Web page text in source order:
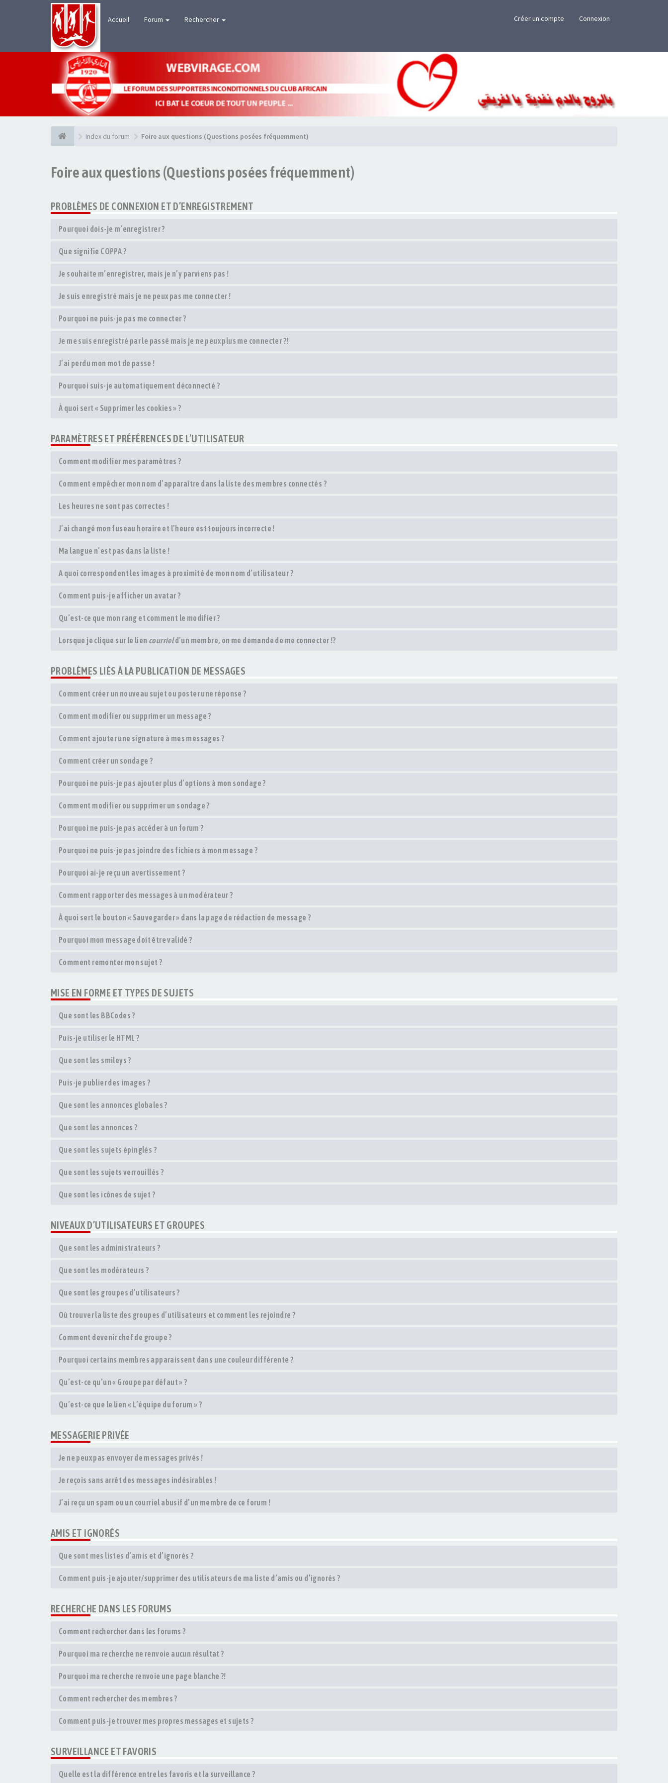
Accueil Forum Rechercher Créer un compte Connexion
Index du forum Foire aux questions (Questions posées fréquemment)
Foire aux questions (Questions posées fréquemment)
PROBLÈMES DE CONNEXION ET D’ENREGISTREMENT
Pourquoi dois-je m’enregistrer ?
Que signifie COPPA ?
Je souhaite m’enregistrer, mais je n’y parviens pas !
Je suis enregistré mais je ne peux pas me connecter !
Pourquoi ne puis-je pas me connecter ?
Je me suis enregistré par le passé mais je ne peux plus me connecter ?!
J’ai perdu mon mot de passe !
Pourquoi suis-je automatiquement déconnecté ?
À quoi sert « Supprimer les cookies » ?
PARAMÈTRES ET PRÉFÉRENCES DE L’UTILISATEUR
Comment modifier mes paramètres ?
Comment empêcher mon nom d’apparaître dans la liste des membres connectés ?
Les heures ne sont pas correctes !
J’ai changé mon fuseau horaire et l’heure est toujours incorrecte !
Ma langue n’est pas dans la liste !
A quoi correspondent les images à proximité de mon nom d’utilisateur ?
Comment puis-je afficher un avatar ?
Qu’est-ce que mon rang et comment le modifier ?
Lorsque je clique sur le lien courrield’un membre, on me demande de me connecter !?
PROBLÈMES LIÉS À LA PUBLICATION DE MESSAGES
Comment créer un nouveau sujet ou poster une réponse ?
Comment modifier ou supprimer un message ?
Comment ajouter une signature à mes messages ?
Comment créer un sondage ?
Pourquoi ne puis-je pas ajouter plus d’options à mon sondage ?
Comment modifier ou supprimer un sondage ?
Pourquoi ne puis-je pas accéder à un forum ?
Pourquoi ne puis-je pas joindre des fichiers à mon message ?
Pourquoi ai-je reçu un avertissement ?
Comment rapporter des messages à un modérateur ?
À quoi sert le bouton « Sauvegarder » dans la page de rédaction de message ?
Pourquoi mon message doit être validé ?
Comment remonter mon sujet ?
MISE EN FORME ET TYPES DE SUJETS
Que sont les BBCodes ?
Puis-je utiliser le HTML ?
Que sont les smileys ?
Puis-je publier des images ?
Que sont les annonces globales ?
Que sont les annonces ?
Que sont les sujets épinglés ?
Que sont les sujets verrouillés ?
Que sont les icônes de sujet ?
NIVEAUX D’UTILISATEURS ET GROUPES
Que sont les administrateurs ?
Que sont les modérateurs ?
Que sont les groupes d’utilisateurs ?
Où trouver la liste des groupes d’utilisateurs et comment les rejoindre ?
Comment devenir chef de groupe ?
Pourquoi certains membres apparaissent dans une couleur différente ?
Qu’est-ce qu’un « Groupe par défaut » ?
Qu’est-ce que le lien « L’équipe du forum » ?
MESSAGERIE PRIVÉE
Je ne peux pas envoyer de messages privés !
Je reçois sans arrêt des messages indésirables !
J’ai reçu un spam ou un courriel abusif d’un membre de ce forum !
AMIS ET IGNORÉS
Que sont mes listes d’amis et d’ignorés ?
Comment puis-je ajouter/supprimer des utilisateurs de ma liste d’amis ou d’ignorés ?
RECHERCHE DANS LES FORUMS
Comment rechercher dans les forums ?
Pourquoi ma recherche ne renvoie aucun résultat ?
Pourquoi ma recherche renvoie une page blanche ?!
Comment rechercher des membres ?
Comment puis-je trouver mes propres messages et sujets ?
SURVEILLANCE ET FAVORIS
Quelle est la différence entre les favoris et la surveillance ?